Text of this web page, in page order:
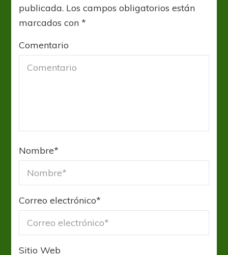
publicada. Los campos obligatorios están
marcados con*
Comentario
Nombre*
Correo electrónico*
Sitio Web